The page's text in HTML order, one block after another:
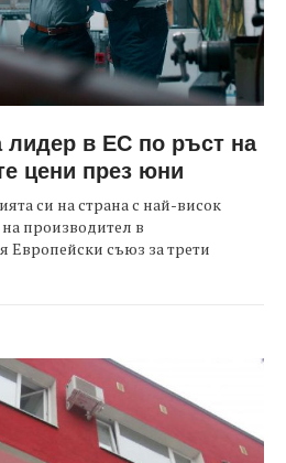
лидер в ЕС по ръст на
цени през юни
си на страна с най-висок
производител в
Европейски съюз за трети